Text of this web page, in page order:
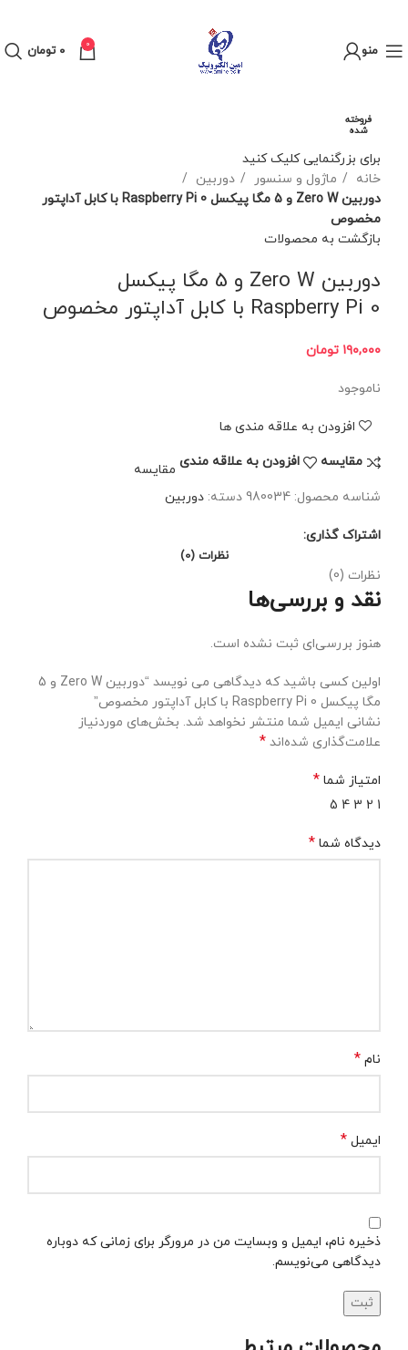
منو 0 ۰ تومان
فروخته
شده
برای بزرگنمایی کلیک کنید
خانه
ماژول و سنسور
دوربین
دوربین Zero W و 5 مگا پیکسل Raspberry Pi 0 با کابل آداپتور
مخصوص
بازگشت به محصولات
دوربین Zero W و 5 مگا پیکسل
Raspberry Pi 0 با کابل آداپتور مخصوص
۱۹۰,۰۰۰ تومان
ناموجود
افزودن به علاقه مندی ها
مقايسه افزودن به علاقه مندی مقایسه
شناسه محصول: 980034 دسته: دوربین
اشتراک گذاری:
نظرات (0)
نظرات (0)
نقد و بررسی‌ها
هنوز بررسی‌ای ثبت نشده است.
اولین کسی باشید که دیدگاهی می نویسد “دوربین Zero W و 5
مگا پیکسل Raspberry Pi 0 با کابل آداپتور مخصوص”
نشانی ایمیل شما منتشر نخواهد شد. بخش‌های موردنیاز
علامت‌گذاری شده‌اند *
امتیاز شما *
1
2
3
4
5
دیدگاه شما *
نام *
ایمیل *
ذخیره نام، ایمیل و وبسایت من در مرورگر برای زمانی که دوباره
دیدگاهی می‌نویسم.